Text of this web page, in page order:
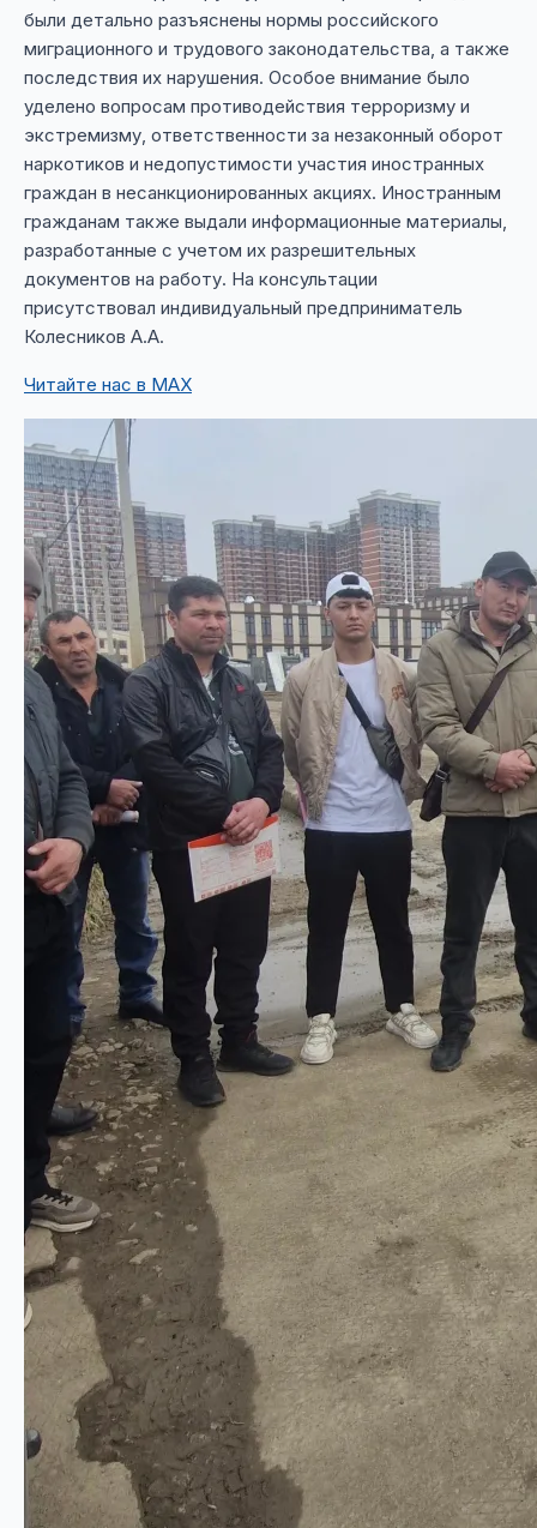
были детально разъяснены нормы российского
миграционного и трудового законодательства, а также
последствия их нарушения. Особое внимание было
уделено вопросам противодействия терроризму и
экстремизму, ответственности за незаконный оборот
наркотиков и недопустимости участия иностранных
граждан в несанкционированных акциях. Иностранным
гражданам также выдали информационные материалы,
разработанные с учетом их разрешительных
документов на работу. На консультации
присутствовал индивидуальный предприниматель
Колесников А.А.
Читайте нас в MAX